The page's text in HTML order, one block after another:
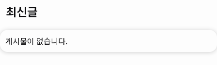
최신글
게시물이 없습니다.